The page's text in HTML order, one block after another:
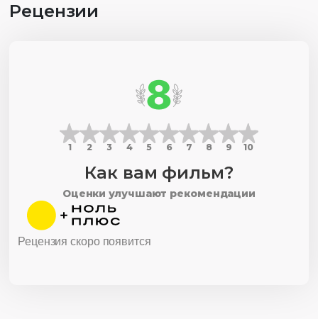
Рецензии
8
1 2 3 4 5 6 7 8 9 10
Как вам фильм?
Оценки улучшают рекомендации
Рецензия скоро появится